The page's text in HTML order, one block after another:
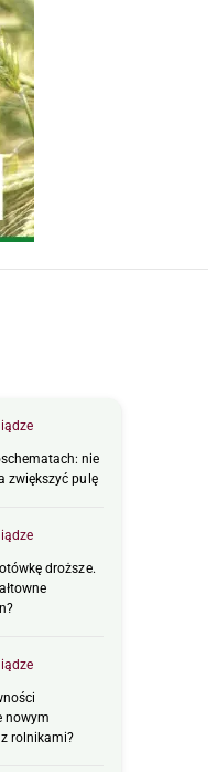
nie
zwiększyć pulę
droższe.
nowym
rolnikami?